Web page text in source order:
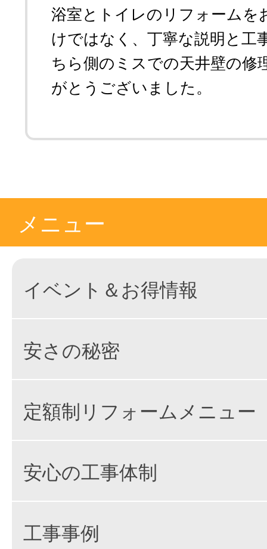
浴室とトイレのリフォーム
けではなく、丁寧な説明と工
ちら側のミスでの天井壁の
がとうございました。
メニュー
イベント＆お得情報
安さの秘密
定額制リフォームメニュー
安心の工事体制
工事事例